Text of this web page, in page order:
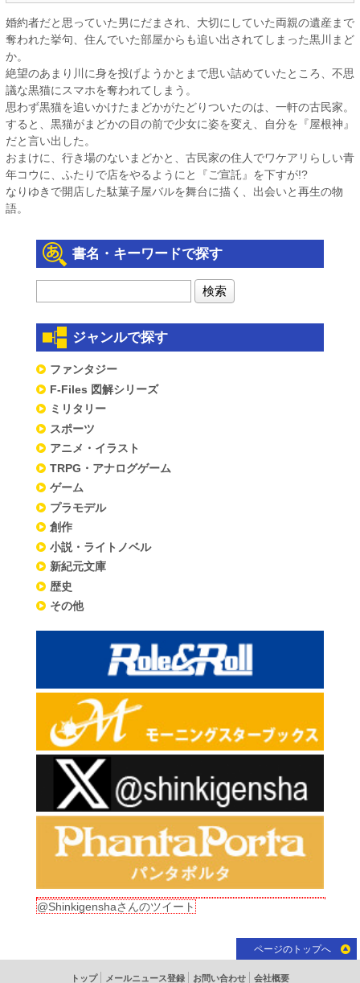
婚約者だと思っていた男にだまされ、大切にしていた両親の遺産まで
奪われた挙句、住んでいた部屋からも追い出されてしまった黒川まど
か。
絶望のあまり川に身を投げようかとまで思い詰めていたところ、不思
議な黒猫にスマホを奪われてしまう。
思わず黒猫を追いかけたまどかがたどりついたのは、一軒の古民家。
すると、黒猫がまどかの目の前で少女に姿を変え、自分を『屋根神』
だと言い出した。
おまけに、行き場のないまどかと、古民家の住人でワケアリらしい青
年コウに、ふたりで店をやるようにと『ご宣託』を下すが!?
なりゆきで開店した駄菓子屋バルを舞台に描く、出会いと再生の物
語。
書名・キーワードで探す
ジャンルで探す
ファンタジー
F-Files 図解シリーズ
ミリタリー
スポーツ
アニメ・イラスト
TRPG・アナログゲーム
ゲーム
プラモデル
創作
小説・ライトノベル
新紀元文庫
歴史
その他
@Shinkigenshaさんのツイート
ページのトップへ
トップ メールニュース登録 お問い合わせ 会社概要